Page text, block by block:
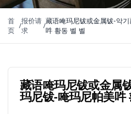
首
页
/
报价请
求
/
藏语唵玛尼钹或金属钹-악
吽 황동 벨 벨
藏语唵玛尼钹或金属
玛尼钹-唵玛尼帕美吽